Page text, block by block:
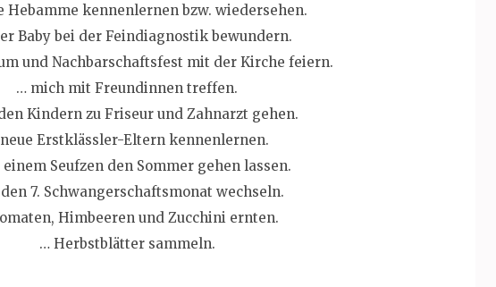
Hebamme kennenlernen bzw. wiedersehen.
Baby bei der Feindiagnostik bewundern.
und Nachbarschaftsfest mit der Kirche feiern.
… mich mit Freundinnen treffen.
Kindern zu Friseur und Zahnarzt gehen.
Erstklässler-Eltern kennenlernen.
Seufzen den Sommer gehen lassen.
7. Schwangerschaftsmonat wechseln.
Himbeeren und Zucchini ernten.
… Herbstblätter sammeln.